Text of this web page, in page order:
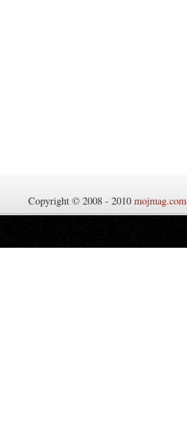
Copyright © 2008 - 2010 mojmag.com